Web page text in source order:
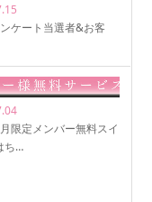
ケート当選者&お客
限定メンバー無料スイ
ち…